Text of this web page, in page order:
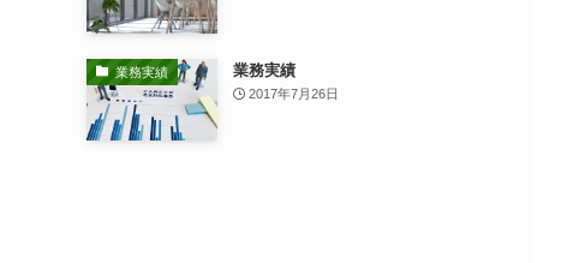
業務実績 業務実績
2017年7月26日